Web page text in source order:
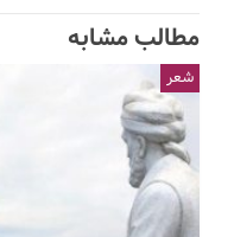
مطالب مشابه
شعر